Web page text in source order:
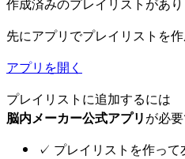
先にアプリでプレイリストを作
アプリを開く
プレイリストに追加するには
脳内メーカー公式アプリが必要
✓ プレイリストを作って